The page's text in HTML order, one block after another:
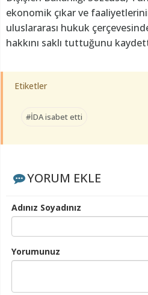
ekonomik çıkar ve
uluslararası hukuk
hakkını saklı tuttuğunu
Etiketler
#İDA isabet etti
YORUM EKLE
Adınız Soyadınız
Yorumunuz